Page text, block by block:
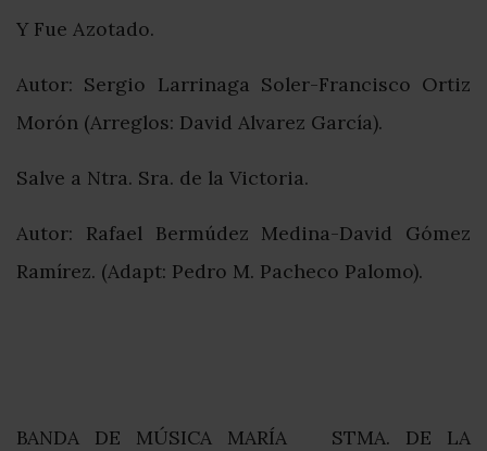
Y Fue Azotado.
Autor: Sergio Larrinaga Soler-Francisco Ortiz
Morón (Arreglos: David Alvarez García).
Salve a Ntra. Sra. de la Victoria.
Autor: Rafael Bermúdez Medina-David Gómez
Ramírez. (Adapt: Pedro M. Pacheco Palomo).
BANDA DE MÚSICA MARÍA STMA. DE LA